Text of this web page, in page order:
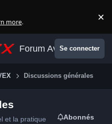
more. ×
Forum AvexSe connecter
Discussions générales
et la pratique
Abonnés